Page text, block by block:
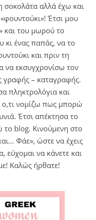
σοκολάτα αλλά έχω και
Έτσι μου
και του μωρού το
κι ένας παπάς, να το
και πριν τη
εκσυγχρονίσω τον
γραφής – καταγραφής.
πληκτρολόγια και
νομίζω πως μπορώ
Έτσι απέκτησα το
το blog. Κινούμενη στο
Φάε», ώστε να έχεις
εύχομαι να κάνετε και
Καλώς ήρθατε!